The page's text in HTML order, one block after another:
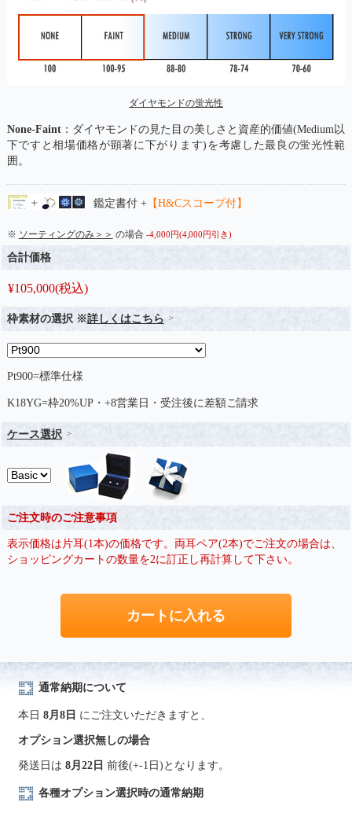
ダイヤモンドの蛍光性
None-Faint：ダイヤモンドの見た目の美しさと資産的価値(Medium以
下ですと相場価格が顕著に下がります)を考慮した最良の蛍光性範
囲。
鑑定書付 +【H&Cスコープ付】
※ ソーティングのみ＞＞ の場合 -4,000円(4,000円引き)
合計価格
¥105,000(税込)
枠素材の選択 ※詳しくはこちら
Pt900=標準仕様
K18YG=枠20%UP・+8営業日・受注後に差額ご請求
ケース選択
ご注文時のご注意事項
表示価格は片耳(1本)の価格です。両耳ペア(2本)でご注文の場合は、
ショッピングカートの数量を2に訂正し再計算して下さい。
通常納期について
本日 8月8日 にご注文いただきますと、
オプション選択無しの場合
発送日は 8月22日 前後(+-1日)となります。
各種オプション選択時の通常納期